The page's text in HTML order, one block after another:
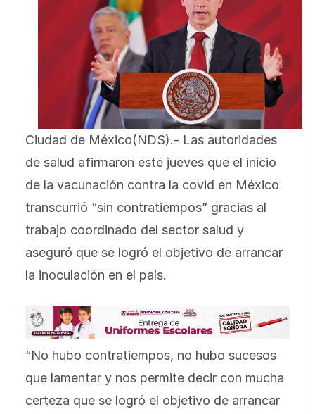
Ciudad de México(NDS).- Las autoridades
de salud afirmaron este jueves que el inicio
de la vacunación contra la covid en México
transcurrió “sin contratiempos” gracias al
trabajo coordinado del sector salud y
aseguró que se logró el objetivo de arrancar
la inoculación en el país.
“No hubo contratiempos, no hubo sucesos
que lamentar y nos permite decir con mucha
certeza que se logró el objetivo de arrancar